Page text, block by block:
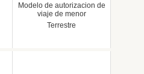
Modelo de autorizacion de
viaje de menor
Terrestre